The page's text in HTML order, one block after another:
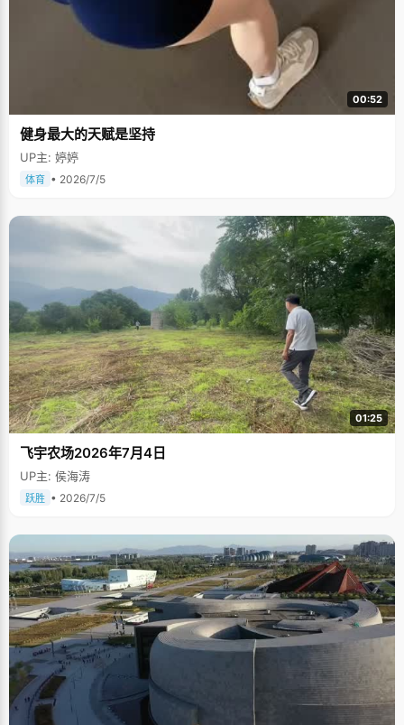
00:52
健身最大的天赋是坚持
UP主: 婷婷
体育 • 2026/7/5
01:25
飞宇农场2026年7月4日
UP主: 侯海涛
跃胜 • 2026/7/5